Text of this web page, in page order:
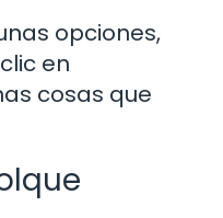
opciones,
en
cosas que